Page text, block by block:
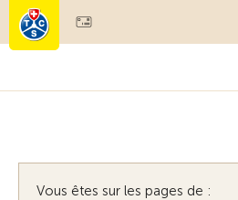
Membres & prestations
Vous êtes sur les pages de :